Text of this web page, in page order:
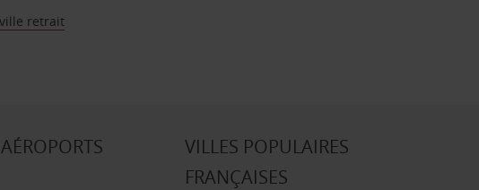
retrait
VILLES POPULAIRES
FRANÇAISES